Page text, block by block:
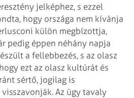
jelképhez, s ezzel
hogy országa nem kívánja
külön megbízottja,
pedig éppen néhány napja
a fellebbezés, s az olasz
ezt az olasz kultúrát és
sértő, jogilag is
Az ügy tavaly